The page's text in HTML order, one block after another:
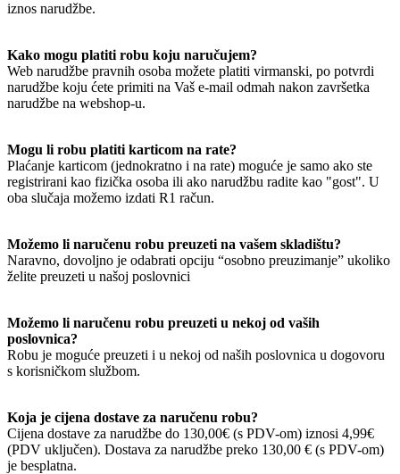
iznos narudžbe.
Kako mogu platiti robu koju naručujem?
Web narudžbe pravnih osoba možete platiti virmanski, po potvrdi
narudžbe koju ćete primiti na Vaš e-mail odmah nakon završetka
narudžbe na webshop-u.
Mogu li robu platiti karticom na rate?
Plaćanje karticom (jednokratno i na rate) moguće je samo ako ste
registrirani kao fizička osoba ili ako narudžbu radite kao "gost". U
oba slučaja možemo izdati R1 račun.
Možemo li naručenu robu preuzeti na vašem skladištu?
Naravno, dovoljno je odabrati opciju “osobno preuzimanje” ukoliko
želite preuzeti u našoj poslovnici
Možemo li naručenu robu preuzeti u nekoj od vaših
poslovnica?
Robu je moguće preuzeti i u nekoj od naših poslovnica u dogovoru
s korisničkom službom.
Koja je cijena dostave za naručenu robu?
Cijena dostave za narudžbe do 130,00€ (s PDV-om) iznosi 4,99€
(PDV uključen). Dostava za narudžbe preko 130,00 € (s PDV-om)
je besplatna.